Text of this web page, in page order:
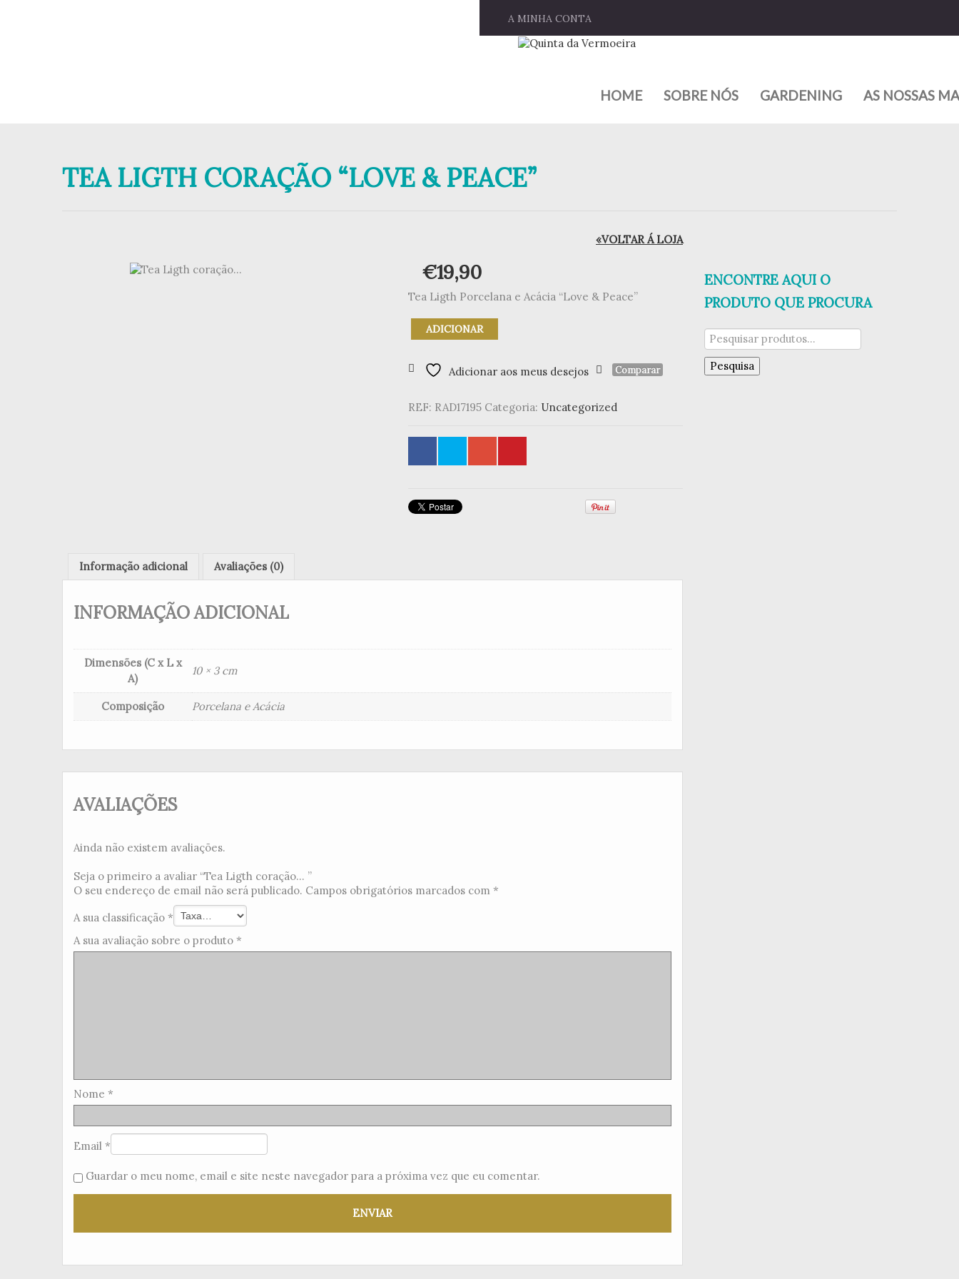
A MINHA CONTA
HOME SOBRE NÓS GARDENING AS NOSSAS
TEA LIGTH CORAÇÃO “LOVE & PEACE”
«VOLTAR Á LOJA
€19,90
Tea Ligth Porcelana e Acácia “Love & Peace”
Quantidade
de
Ligth
&
ADICIONAR
Adicionar aos meus desejos Comparar
REF: RAD17195 Categoria: Uncategorized
Informação adicional Avaliações (0)
INFORMAÇÃO ADICIONAL
Dimensões (C x L x
A)
10 × 3 cm
Composição Porcelana e Acácia
AVALIAÇÕES
Ainda não existem avaliações.
Seja o primeiro a avaliar “Tea Ligth coração... ”
O seu endereço de email não será publicado. Campos obrigatórios marcados com *
A sua classificação *
A sua avaliação sobre o produto *
Nome *
Email *
Guardar o meu nome, email e site neste navegador para a próxima vez que eu comentar.
ENCONTRE AQUI O
PRODUTO QUE PROCURA
Pesquisar
por:
Pesquisa